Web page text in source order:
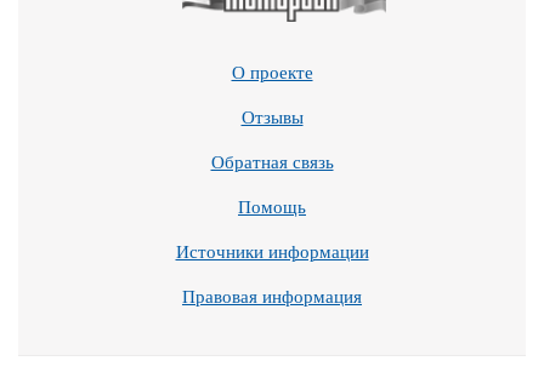
О проекте
Отзывы
Обратная связь
Помощь
Источники информации
Правовая информация